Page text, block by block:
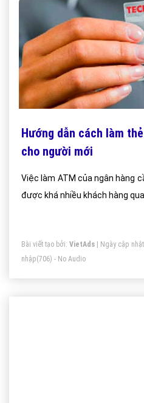
Hướng dẫn cách làm
cho người mới
Việc làm ATM của ngân hàng
được khá nhiều khách hàng
Bài viết tạo bởi: VietAds | Ngày cập
nhập(706) - No Audio